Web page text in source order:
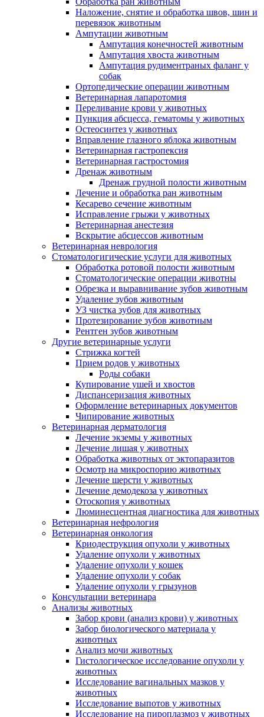
Наложение, снятие и обработка швов, шин и
перевязок животным
Ампутации животным
Ампутация конечностей животным
Ампутация хвоста животным
Ампутация рудиментраных фаланг у
собак
Ортопедические операции животным
Ветеринарная лапаротомия
Переливание крови у животных
Пункция абсцесса, гематомы у животных
Остеосинтез у животных
Вправление глазного яблока животным
Ветеринарная гастропексия
Ветеринарная гастростомия
Дренаж животным
Дренаж грудной полости животным
Лечение и обработка ран животным
Кесарево сечение животным
Исправление грыжи у животных
Ветеринарная анестезия
Вскрытие абсцессов животным
Ветеринарная неврология
Стоматологигические услуги для животных
Обработка ротовой полости животным
Стоматологические операции животны
Обрезка и выравнивание зубов животным
Удаление зубов животным
УЗ чистка зубов для животных
Протезирование зубов животным
Рентген зубов животным
Другие ветеринарные услуги
Стрижка когтей
Прием родов у животных
Роды собаки
Купирование ушей и хвостов
Диспансеризация животных
Оформление ветеринарных документов
Чипирование животных
Ветеринарная дерматология
Лечение экземы у животных
Лечение лишая у животных
Обработка животных от эктопаразитов
Осмотр на микроспорию животных
Лечение шерсти у животных
Лечение демодекоза у животных
Отоскопия у животных
Люминесцентная диагностика для животных
Ветеринарная нефрология
Ветеринарная онкология
Криодеструкция опухоли у животных
Удаление опухоли у животных
Удаление опухоли у кошек
Удаление опухоли у собак
Удаление опухоли у грызунов
Консультации ветеринара
Анализы животных
Забор крови (анализ крови) у животных
Забор биологического материала у
животных
Анализ мочи животных
Гистологическое исследование опухоли у
животных
Исследование вагинальных мазков у
животных
Исследование выпотов у животных
Исследование на пироплазмоз у животных